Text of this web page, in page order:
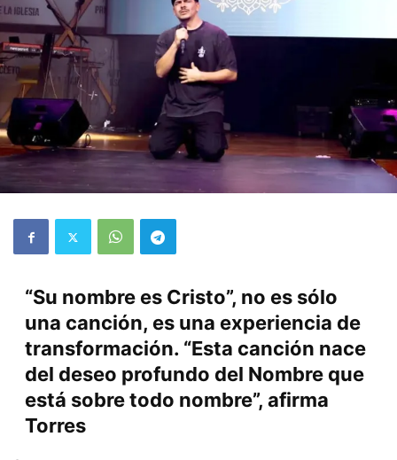
“Su nombre es Cristo”, no es sólo
una canción, es una experiencia de
transformación. “Esta canción nace
del deseo profundo del Nombre que
está sobre todo nombre”, afirma
Torres